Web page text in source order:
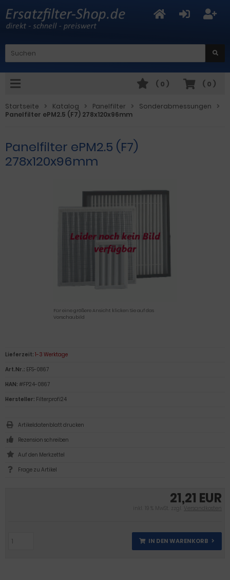
( 0 )
( 0 )
Startseite Katalog Panelfilter
Sonderabmessungen
Panelfilter ePM2.5 (F7) 278x120x96mm
Panelfilter ePM2.5 (F7)
278x120x96mm
Für eine größere Ansicht klicken Sie auf das
Vorschaubild
21,21 EUR
inkl. 19 % MwSt. zzgl. Versandkosten
IN DEN WARENKORB
Lieferzeit: 1-3 Werktage
Art.Nr.: EFS-0867
HAN: #FP24-0867
Hersteller: Filterprofi24
Artikeldatenblatt drucken
Rezension schreiben
Frage zu Artikel